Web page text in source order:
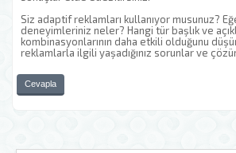
Siz adaptif reklamları kullanıyor musunuz?
deneyimleriniz neler? Hangi tür başlık ve
kombinasyonlarının daha etkili olduğunu
reklamlarla ilgili yaşadığınız sorunlar ve
Cevapla